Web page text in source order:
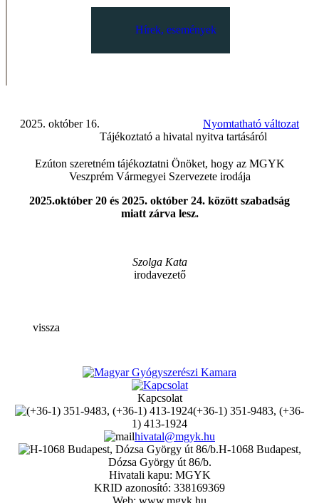
Hírek, események
Nyomtatható változat
2025. október 16.
Tájékoztató a hivatal nyitva tartásáról
Ezúton szeretném tájékoztatni Önöket, hogy az MGYK
Veszprém Vármegyei Szervezete irodája
2025.október 20 és 2025. október 24. között szabadság
miatt zárva lesz.
Szolga Kata
irodavezető
vissza
Kapcsolat
(+36-1) 351-9483, (+36-
1) 413-1924
hivatal@mgyk.hu
H-1068 Budapest,
Dózsa György út 86/b.
Hivatali kapu: MGYK
KRID azonosító: 338169369
Web: www.mgyk.hu